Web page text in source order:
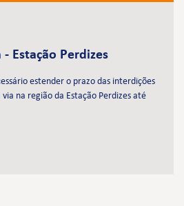
Estação Perdizes
estender o prazo das interdições
na região da Estação Perdizes até